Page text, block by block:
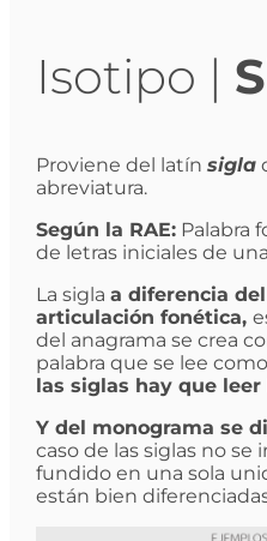
Isotipo |
Proviene del latín sigla
abreviatura.
Según la RAE:Palabra
de letras iniciales de
La sigla a diferencia
articulación fonética,
del anagrama se crea
palabra que se lee
las siglas hay que
Y del monograma se
caso de las siglas no
fundido en una sola
están bien